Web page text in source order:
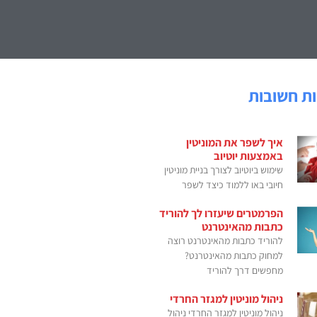
חשובות
איך לשפר את המוניטין
באמצעות יוטיוב
שימוש ביוטיוב לצורך בניית מוניטין
חיובי באו ללמוד כיצד לשפר
הפרמטרים שיעזרו לך להוריד
כתבות מהאינטרנט
להוריד כתבות מהאינטרנט רוצה
למחוק כתבות מהאינטרנט?
מחפשים דרך להוריד
ניהול מוניטין למגזר החרדי
ניהול מוניטין למגזר החרדי ניהול